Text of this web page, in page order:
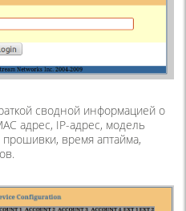
сводной информацией о
адрес, IP-адрес, модель
время аптайма,